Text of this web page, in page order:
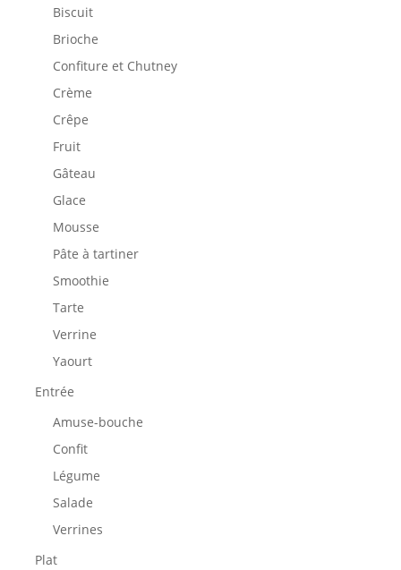
Biscuit
Brioche
Confiture et Chutney
Crème
Crêpe
Fruit
Gâteau
Glace
Mousse
Pâte à tartiner
Smoothie
Tarte
Verrine
Yaourt
Entrée
Amuse-bouche
Confit
Légume
Salade
Verrines
Plat